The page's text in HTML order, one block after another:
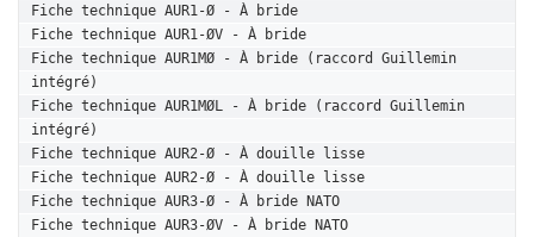
Fiche technique AUR1-Ø - À bride
Fiche technique AUR1-ØV - À bride
Fiche technique AUR1MØ - À bride (raccord Guillemin
intégré)
Fiche technique AUR1MØL - À bride (raccord Guillemin
intégré)
Fiche technique AUR2-Ø - À douille lisse
Fiche technique AUR2-Ø - À douille lisse
Fiche technique AUR3-Ø - À bride NATO
Fiche technique AUR3-ØV - À bride NATO